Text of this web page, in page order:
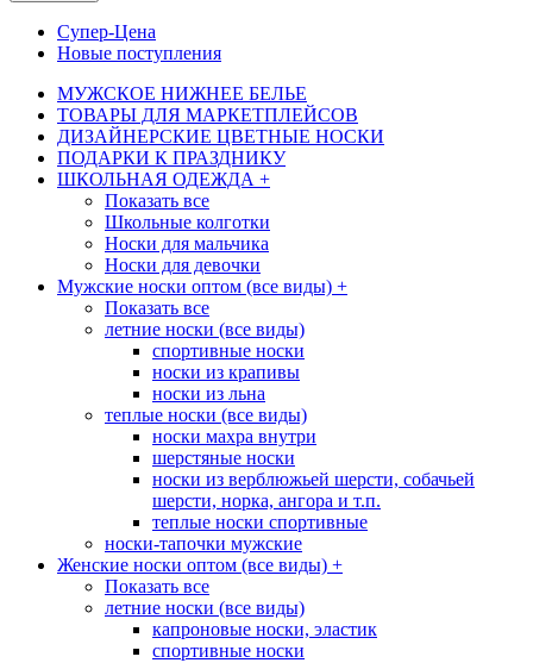
Супер-Цена
Новые поступления
МУЖСКОЕ НИЖНЕЕ БЕЛЬЕ
ТОВАРЫ ДЛЯ МАРКЕТПЛЕЙСОВ
ДИЗАЙНЕРСКИЕ ЦВЕТНЫЕ НОСКИ
ПОДАРКИ К ПРАЗДНИКУ
ШКОЛЬНАЯ ОДЕЖДА +
Показать все
Школьные колготки
Носки для мальчика
Носки для девочки
Мужские носки оптом (все виды) +
Показать все
летние носки (все виды)
спортивные носки
носки из крапивы
носки из льна
теплые носки (все виды)
носки махра внутри
шерстяные носки
носки из верблюжьей шерсти, собачьей
шерсти, норка, ангора и т.п.
теплые носки спортивные
носки-тапочки мужские
Женские носки оптом (все виды) +
Показать все
летние носки (все виды)
капроновые носки, эластик
спортивные носки